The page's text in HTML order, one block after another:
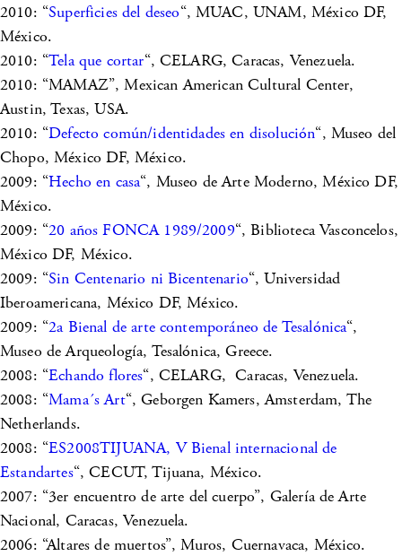
2010: “Superficies del deseo“, MUAC, UNAM, México DF,
México.
2010: “Tela que cortar“, CELARG, Caracas, Venezuela.
2010: “MAMAZ”, Mexican American Cultural Center,
Austin, Texas, USA.
2010: “Defecto común/identidades en disolución“, Museo del
Chopo, México DF, México.
2009: “Hecho en casa“, Museo de Arte Moderno, México DF,
México.
2009: “20 años FONCA 1989/2009“, Biblioteca Vasconcelos,
México DF, México.
2009: “Sin Centenario ni Bicentenario“, Universidad
Iberoamericana, México DF, México.
2009: “2a Bienal de arte contemporáneo de Tesalónica“,
Museo de Arqueología, Tesalónica, Greece.
2008: “Echando flores“, CELARG, Caracas, Venezuela.
2008: “Mama´s Art“, Geborgen Kamers, Amsterdam, The
Netherlands.
2008: “ES2008TIJUANA, V Bienal internacional de
Estandartes“, CECUT, Tijuana, México.
2007: “3er encuentro de arte del cuerpo”, Galería de Arte
Nacional, Caracas, Venezuela.
2006: “Altares de muertos”, Muros, Cuernavaca, México.